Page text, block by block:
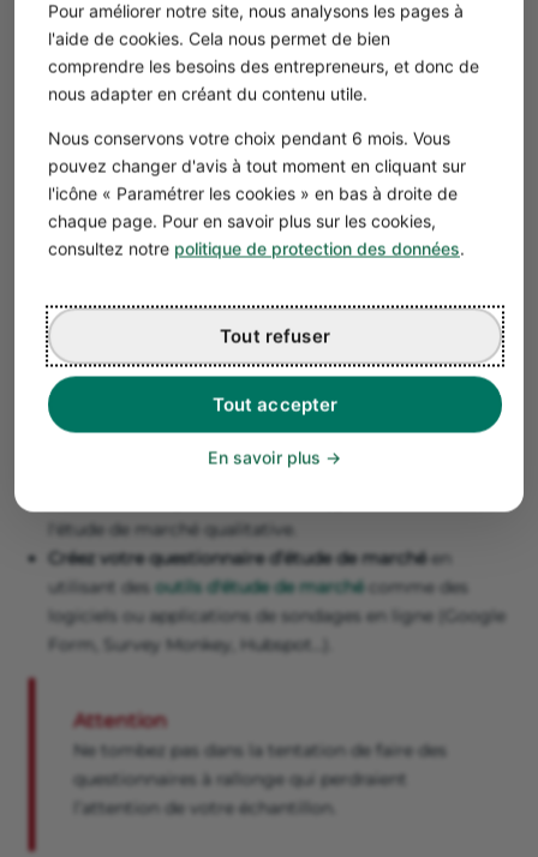
Pour améliorer notre site, nous analysons les pages à
l'aide de cookies. Cela nous permet de bien
comprendre les besoins des entrepreneurs, et donc de
nous adapter en créant du contenu utile.
Nous conservons votre choix pendant 6 mois. Vous
pouvez changer d'avis à tout moment en cliquant sur
l'icône « Paramétrer les cookies » en bas à droite de
chaque page. Pour en savoir plus sur les cookies,
consultez notre politique de protection des données.
Tout accepter
Tout refuser
En savoir plus
prêt à dépenser, les articles qu'il achète
régulièrement, la fréquence d'achat, les
magasins où il achète…
Étape 3 : Préparez votre questionnaire
Pour obtenir des réponses de qualité, vous devez
travailler votre liste de questions en amont.
Voici quelques bonnes pratiques :
Optez pour des questions fermées et des questions à
choix multiples
marché, les chiffres et les données concrètes vous
intéressent le plus. Plus vous favorisez les réponses
tendances et d'évaluer des pourcentages. Évitez au
l'étude de marché qualitative.
Créez votre questionnaire d’étude de marché en
utilisant des outils d'étude de marchécomme des
logiciels ou applications de sondages en ligne (Google
Form, Survey Monkey, Hubspot…).
Attention
Ne tombez pas dans la tentation de faire des
questionnaires à rallonge qui perdraient
l’attention de votre échantillon.